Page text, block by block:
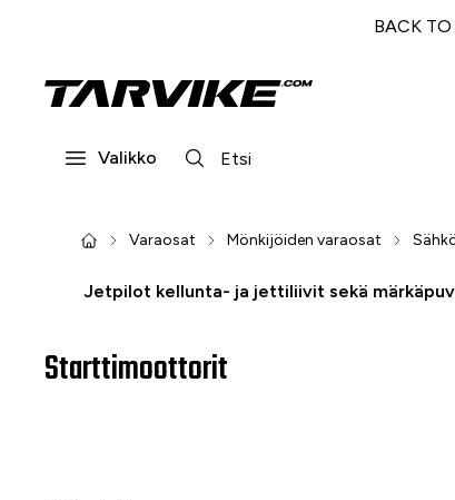
BACK
Valikko
Varaosat Mönkijöiden varaosat
Jetpilot kellunta- ja jettiliivit sekä
Starttimoottorit